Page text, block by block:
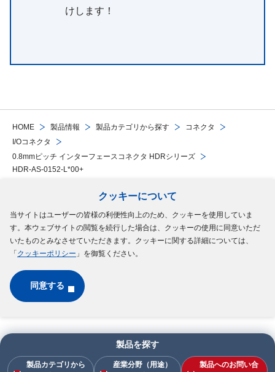
クッキーについて
当サイトはユーザーの皆様の利便性向上のため、クッキーを使用していま
す。本ウェブサイトの閲覧を続行した場合は、クッキーの使用に同意いただ
いたものとみなさせていただきます。クッキーに関する詳細については、
「 クッキーポリシー 」を御覧ください。
同意する
HOME 製品情報 製品カテゴリから探す
コネクタ
I/Oコネクタ
0.8mmピッチ インターフェースコネクタ HDRシリーズ
HDR-AS-0152-L*00+
製品を探す
製品カテゴリから
産業分野（用途）
製品へのお問い合
けします！
サイトマップご利用規約個人情報の保護についてクッキーポリシー
ソーシャルメディアポリシー
Copyright © MinebeaMitsumi Inc. All rights reserved.​